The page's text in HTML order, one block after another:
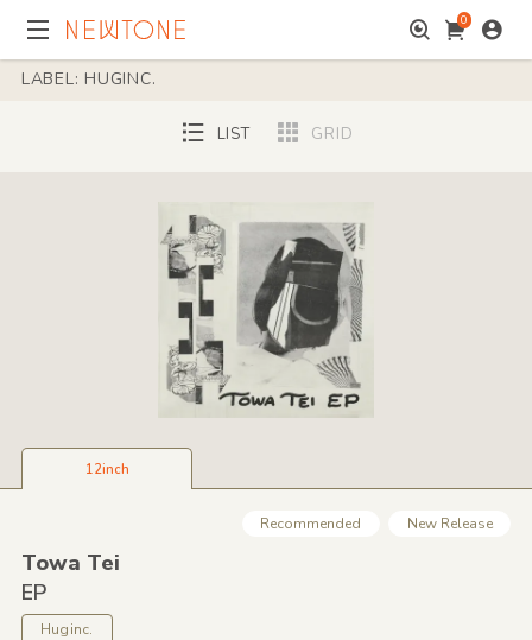
0
LABEL: HUGINC.
LIST GRID
12inch
Recommended New Release
Towa Tei
EP
Huginc.